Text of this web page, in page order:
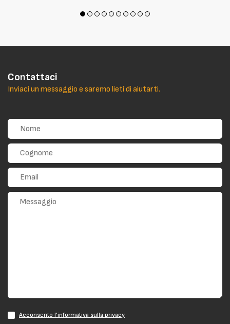
Contattaci
Inviaci un messaggio e saremo lieti di aiutarti.
Acconsento l'informativa sulla privacy